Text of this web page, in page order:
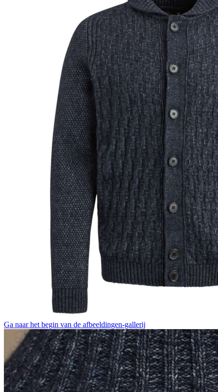
Ga naar het begin van de afbeeldingen-gallerij